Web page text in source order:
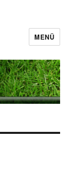
MENÜ